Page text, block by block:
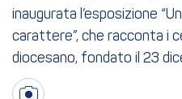
inaugurata l’esposizione
carattere”, che racconta i
diocesano, fondato il 23